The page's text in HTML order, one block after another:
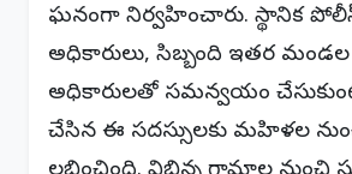
ఘనంగా నిర్వహించారు. స్థానిక
అధికారులు, సిబ్బంది ఇతర
అధికారులతో సమన్వయం
చేసిన ఈ సదస్సులకు మహిళల